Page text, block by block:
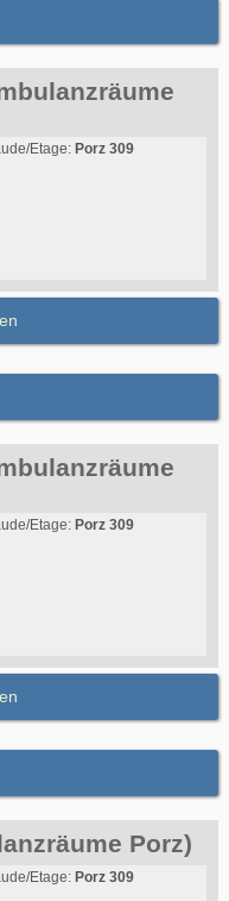
Etage: Porz 309
Etage: Porz 309
Porz)
Etage: Porz 309